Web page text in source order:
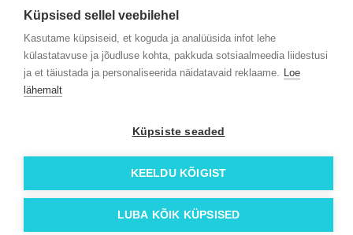
Küpsised sellel veebilehel
Kasutame küpsiseid, et koguda ja analüüsida infot lehe
külastatavuse ja jõudluse kohta, pakkuda sotsiaalmeedia liidestusi
ja et täiustada ja personaliseerida näidatavaid reklaame. Loe
lähemalt
Küpsiste seaded
KEELDU KÕIGIST
LUBA KÕIK KÜPSISED